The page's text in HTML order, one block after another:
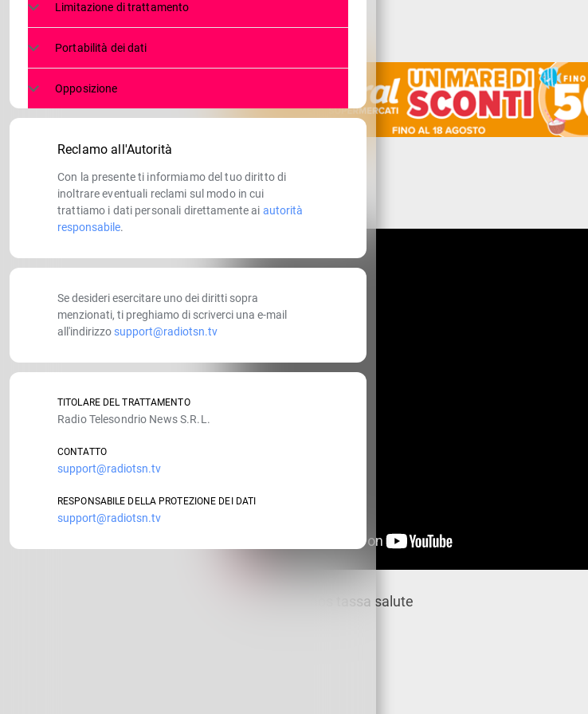
Frontalieri, caos tassa salute
Limitazione di trattamento
Portabilità dei dati
Opposizione
Reclamo all'Autorità
Con la presente ti informiamo del tuo diritto di
inoltrare eventuali reclami sul modo in cui
trattiamo i dati personali direttamente ai autorità
responsabile.
Se desideri esercitare uno dei diritti sopra
menzionati, ti preghiamo di scriverci una e-mail
all'indirizzo support@radiotsn.tv
TITOLARE DEL TRATTAMENTO
Radio Telesondrio News S.R.L.
CONTATTO
support@radiotsn.tv
RESPONSABILE DELLA PROTEZIONE DEI DATI
support@radiotsn.tv